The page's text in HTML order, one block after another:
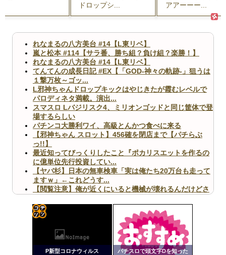
ドロップシ...
アアーーー...
れなまるの八方美台 #14【L東リベ】
嵐と松本 #114【サラ番、勝ち組？負け組？楽勝！】
れなまるの八方美台 #14【L東リベ】
てんてんの成長日記 #EX【「GOD-神々の軌跡-」狙うは
１撃万枚～ゴッ...
L邪神ちゃんドロップキックはやじきたが霞むレベルで
パロディネタ満載。演出...
スマスロ Lバジリスク4、ミリオンゴッドと同じ筐体で登
場するらしい
パチンコ大勝利ワイ、高級とんかつ食べに来る
【邪神ちゃん スロット】456確を閉店まで【パチらぶ
っ!!】
最近知ってびっくりしたこと『ポカリスエットを作るの
に億単位先行投資してい...
【ヤバ杉】日本の無車検車「実は俺たち20万台も走って
ますｗ」←これどうす...
【閲覧注意】俺が近くにいると機械が壊れるんだけどさ
な新商品を発売
P新型コロナウィルス
パチスロで頭文字Dを知った